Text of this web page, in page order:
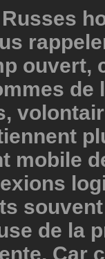
ouvert,
de
mobile
de la
Car